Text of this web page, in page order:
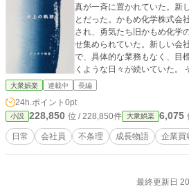
真が一斉に置かれていた。新
とだった。かもめ化学株式会
され、勇気たち旧かもめ化学
せ集められていた。新しい会
で、具体的な業務もなく、目
くような日々が続いていた。 そんな無計画で目標のない環境
に嫌気がさした勇気は、ある
ただ自宅近くの商店街を彷徨
寄ったゲームセンターで、勇
を手に入れるためにクレーン
はなかったが、彼はそこに何
た。新しい職場での役割も曖
い。そんな中で、彼は無力感
大衆娯楽 連載中 長編
24h.ポイント 0pt
小説 228,850 位 / 228,850件 大衆娯楽 6,075
日常 会社員 不条理 成長物語 企業買
最終更新日